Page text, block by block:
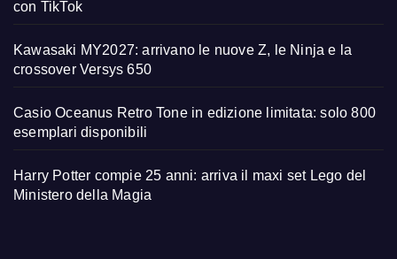
con TikTok
Kawasaki MY2027: arrivano le nuove Z, le Ninja e la
crossover Versys 650
Casio Oceanus Retro Tone in edizione limitata: solo 800
esemplari disponibili
Harry Potter compie 25 anni: arriva il maxi set Lego del
Ministero della Magia